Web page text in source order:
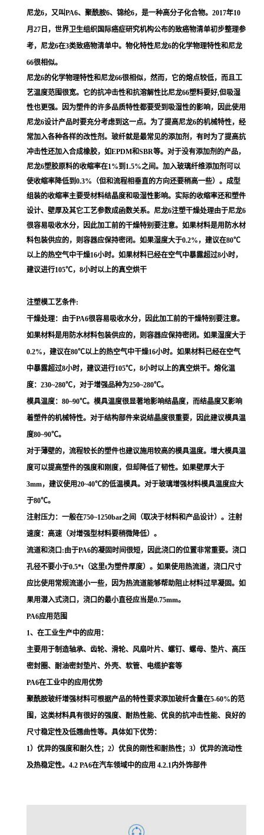
尼龙6，又叫PA6、聚酰胺6、锦纶6，是一种高分子化合物。2017年10
月27日，世界卫生组织国际癌症研究机构公布的致癌物清单初步整理参
考，尼龙6在3类致癌物清单中。物化特性尼龙6的化学物理特性和尼龙
66很相似。
尼龙6的化学物理特性和尼龙66很相似，然而，它的熔点较低，而且工
艺温度范围很宽。它的抗冲击性和抗溶解性比尼龙66塑料要好,但吸湿
性也更强。因为塑件的许多品质特性都要受到吸湿性的影响，因此使用
尼龙6设计产品时要充分考虑到这一点。为了提高尼龙6的机械特性，经
常加入各种各样的改性剂。玻纤就是最常见的添加剂，有时为了提高抗
冲击性还加入合成橡胶，如EPDM和SBR等。对于没有添加剂的产品，
尼龙6塑胶原料的收缩率在1%到1.5%之间。加入玻璃纤维添加剂可以
使收缩率降低到0.3%（但和流程相垂直的方向还要稍高一些）。成型
组装的收缩率主要受材料结晶度和吸湿性影响。实际的收缩率还和塑件
设计、壁厚及其它工艺参数成函数关系。尼龙6注塑干燥处理由于尼龙6
很容易吸收水分，因此加工前的干燥特别要注意。如果材料是用防水材
料包装供应的，则容器应保持密闭。如果湿度大于0.2%，建议在80℃
以上的热空气中干燥16小时。如果材料已经在空气中暴露超过8小时，
建议进行105℃，8小时以上的真空烘干
注塑模工艺条件:
干燥处理：由于PA6很容易吸收水分，因此加工前的干燥特别要注意。
如果材料是用防水材料包装供应的，则容器应保持密闭。如果湿度大于
0.2%，建议在80℃以上的热空气中干燥16小时。如果材料已经在空气
中暴露超过8小时，建议进行105℃，8小时以上的真空烘干。熔化温
度：230~280℃，对于增强品种为250~280℃。
模具温度：80~90℃。模具温度很显著地影响结晶度，而结晶度又影响
着塑件的机械特性。对于结构部件来说结晶度很重要，因此建议模具温
度80~90℃。
对于薄壁的，流程较长的塑件也建议施用较高的模具温度。增大模具温
度可以提高塑件的强度和刚度，但却降低了韧性。如果壁厚大于
3mm，建议使用20~40℃的低温模具。对于玻璃增强材料模具温度应大
于80℃。
注射压力：一般在750~1250bar之间（取决于材料和产品设计）。注射
速度：高速（对增强型材料要稍微降低）。
流道和浇口:由于PA6的凝固时间很短，因此浇口的位置非常重要。浇口
孔径不要小于0.5*t（这里t为塑件厚度）。如果使用热流道，浇口尺寸
应比使用常规流道小一些，因为热流道能够帮助阻止材料过早凝固。如
果用潜入式浇口，浇口的最小直径应当是0.75mm。
PA6应用范围
1、在工业生产中的应用：
主要用于制造轴承、齿轮、滑轮、风扇叶片、螺钉、螺母、垫片、高压
密封圈、耐油密封垫片、外壳、软管、电缆护套等
PA6在工业中的应用优势
聚酰胺玻纤增强材料可根据产品的特性要求添加玻纤含量在5-60%的范
围，这类材料具有很好的强度、耐热性能、优良的抗冲击性能、良好的
尺寸稳定性及低翘曲性等。具体如下优势：
1）优异的强度和耐久性；2）优良的刚性和耐热性；3）优异的流动性
及热稳定性。4.2 PA6在汽车领域中的应用 4.2.1内外饰部件